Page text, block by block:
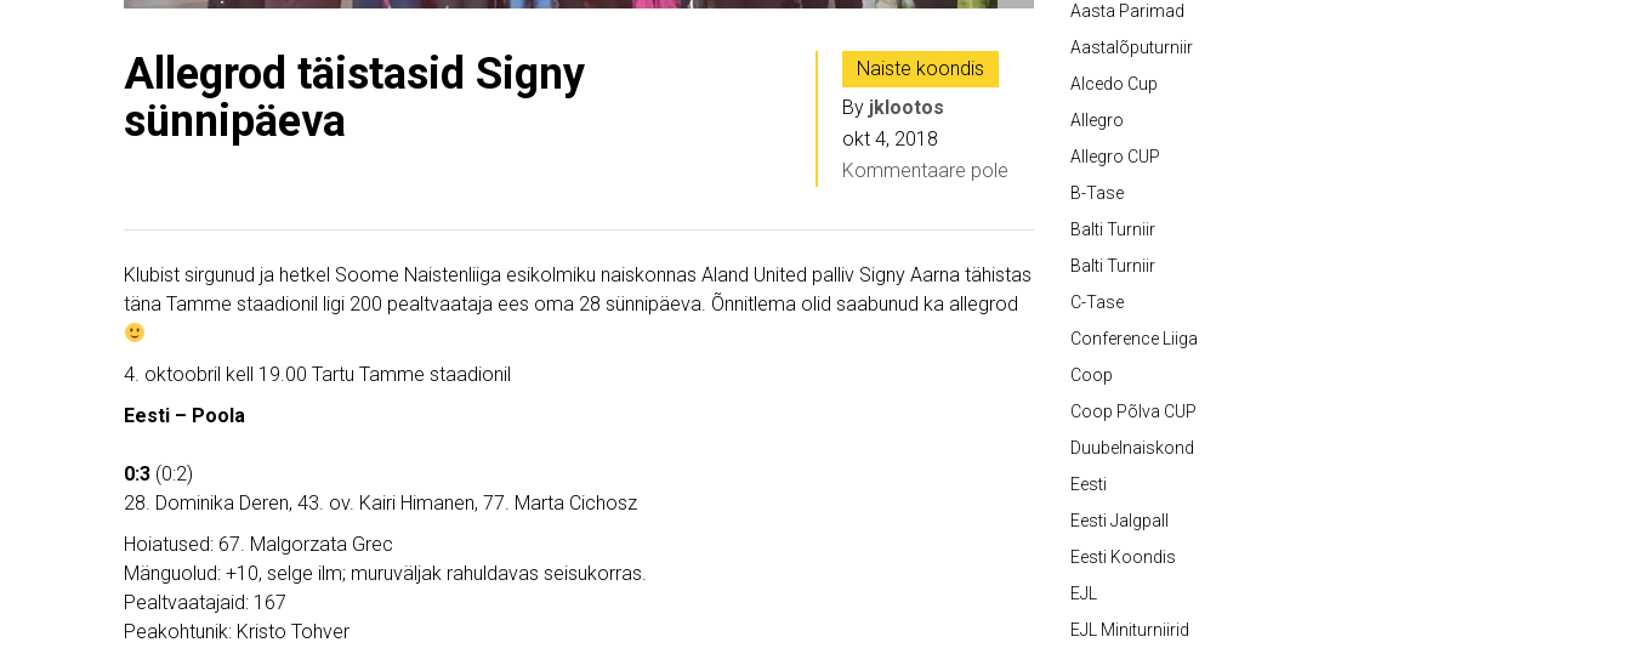
Allegrod täistasid Signy
sünnipäeva
Naiste koondis
By jklootos
okt 4, 2018
Kommentaare pole
Klubist sirgunud ja hetkel Soome Naistenliiga esikolmiku naiskonnas Aland United palliv Signy Aarna tähistas
täna Tamme staadionil ligi 200 pealtvaataja ees oma 28 sünnipäeva. Õnnitlema olid saabunud ka allegrod
4. oktoobril kell 19.00 Tartu Tamme staadionil
Eesti – Poola
0:3 (0:2)
28. Dominika Deren, 43. ov. Kairi Himanen, 77. Marta Cichosz
Hoiatused: 67. Malgorzata Grec
Mänguolud: +10, selge ilm; muruväljak rahuldavas seisukorras.
Pealtvaatajaid: 167
Peakohtunik: Kristo Tohver
Aasta Parimad
Aastalõputurniir
Alcedo Cup
Allegro
Allegro CUP
B-Tase
Balti Turniir
Balti Turniir
C-Tase
Conference Liiga
Coop
Coop Põlva CUP
Duubelnaiskond
Eesti
Eesti Jalgpall
Eesti Koondis
EJL
EJL Miniturniirid